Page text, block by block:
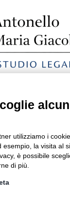
Cookie|
utilizziamo i
la visita al
è possibile
di più.